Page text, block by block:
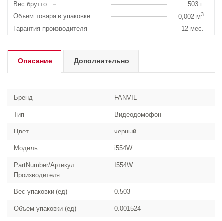
Вес брутто
503 г.
Объем товара в упаковке
0,002 м3
Гарантия производителя 12 мес.
Описание Дополнительно
Бренд FANVIL
Тип Видеодомофон
Цвет черный
Модель i554W
PartNumber/Артикул
Производителя
I554W
Вес упаковки (ед) 0.503
Объем упаковки (ед) 0.001524